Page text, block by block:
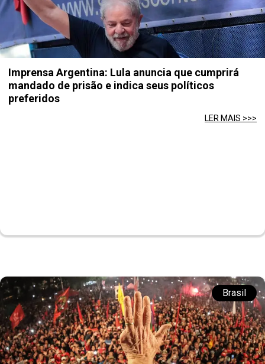
Imprensa Argentina: Lula anuncia que cumprirá
mandado de prisão e indica seus políticos
preferidos
LER MAIS >>>
Brasil